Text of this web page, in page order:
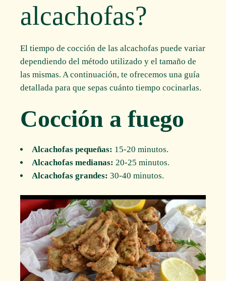
alcachofas?
El tiempo de cocción de las alcachofas puede variar
dependiendo del método utilizado y el tamaño de
las mismas. A continuación, te ofrecemos una guía
detallada para que sepas cuánto tiempo cocinarlas.
Cocción a fuego
Alcachofas pequeñas: 15-20 minutos.
Alcachofas medianas: 20-25 minutos.
Alcachofas grandes: 30-40 minutos.